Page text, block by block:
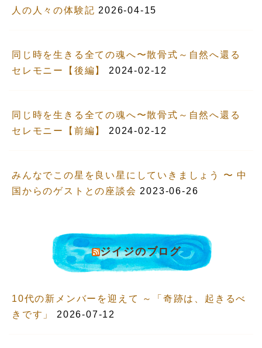
人の人々の体験記 2026-04-15
同じ時を生きる全ての魂へ〜散骨式～自然へ還る
セレモニー【後編】
2024-02-12
同じ時を生きる全ての魂へ〜散骨式～自然へ還る
セレモニー【前編】
2024-02-12
みんなでこの星を良い星にしていきましょう 〜 中
国からのゲストとの座談会 2023-06-26
ジイジのブログ
10代の新メンバーを迎えて ～「奇跡は、起きるべ
きです」
2026-07-12